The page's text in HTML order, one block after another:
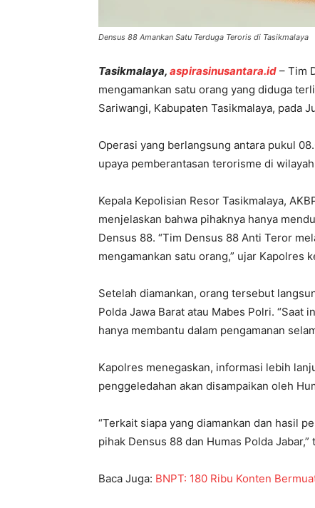
Densus 88 Amankan Satu Terduga Teroris di Tasikmalaya
Tasikmalaya, aspirasinusantara.id – Tim
mengamankan satu orang yang diduga
Sariwangi, Kabupaten Tasikmalaya, pada
Operasi yang berlangsung antara pukul
upaya pemberantasan terorisme di
Kepala Kepolisian Resor Tasikmalaya,
menjelaskan bahwa pihaknya hanya
Densus 88. “Tim Densus 88 Anti Teror
mengamankan satu orang,” ujar Kapolres
Setelah diamankan, orang tersebut
Polda Jawa Barat atau Mabes Polri. “Saat
hanya membantu dalam pengamanan
Kapolres menegaskan, informasi lebih
penggeledahan akan disampaikan oleh
“Terkait siapa yang diamankan dan hasil
pihak Densus 88 dan Humas Polda Jabar,”
Baca Juga: BNPT: 180 Ribu Konten